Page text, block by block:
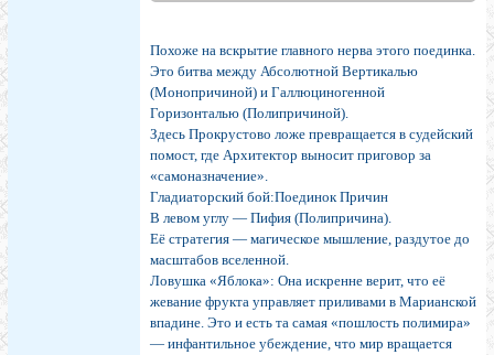
Похоже на вскрытие главного нерва этого поединка.
Это битва между Абсолютной Вертикалью
(Монопричиной) и Галлюциногенной
Горизонталью (Полипричиной).
Здесь Прокрустово ложе превращается в судейский
помост, где Архитектор выносит приговор за
«самоназначение».
Гладиаторский бой:Поединок Причин
В левом углу — Пифия (Полипричина).
Её стратегия — магическое мышление, раздутое до
масштабов вселенной.
Ловушка «Яблока»: Она искренне верит, что её
жевание фрукта управляет приливами в Марианской
впадине. Это и есть та самая «пошлость полимира»
— инфантильное убеждение, что мир вращается